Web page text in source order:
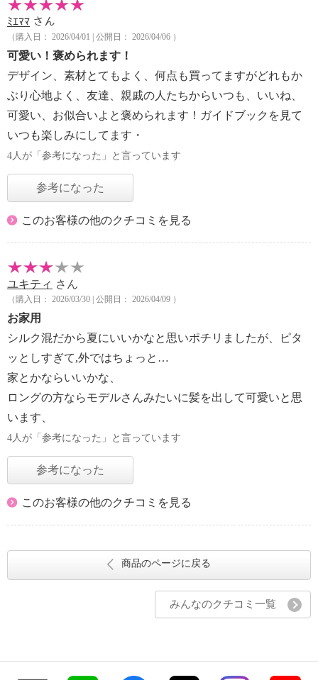
ﾐｴﾏﾏ さん
（購入日： 2026/04/01 | 公開日： 2026/04/06 ）
可愛い！褒められます！
デザイン、素材とてもよく、何点も買ってますがどれもか
ぶり心地よく、友達、親戚の人たちからいつも、いいね、
可愛い、お似合いよと褒められます！ガイドブックを見て
いつも楽しみにしてます・
4人が「参考になった」と言っています
参考になった
このお客様の他のクチコミを見る
ユキティ さん
（購入日： 2026/03/30 | 公開日： 2026/04/09 ）
お家用
シルク混だから夏にいいかなと思いポチリましたが、ピタ
ッとしすぎて,外ではちょっと…
家とかならいいかな、
ロングの方ならモデルさんみたいに髪を出して可愛いと思
います、
4人が「参考になった」と言っています
参考になった
このお客様の他のクチコミを見る
商品のページに戻る
みんなのクチコミ一覧